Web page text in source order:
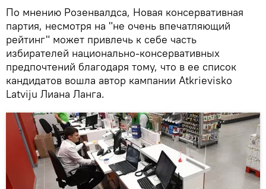
По мнению Розенвалдса, Новая консервативная
партия, несмотря на "не очень впечатляющий
рейтинг" может привлечь к себе часть
избирателей национально-консервативных
предпочтений благодаря тому, что в ее список
кандидатов вошла автор кампании Atkrievisko
Latviju Лиана Ланга.